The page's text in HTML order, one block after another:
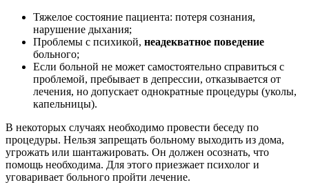
Тяжелое состояние пациента: потеря сознания,
нарушение дыхания;
Проблемы с психикой, неадекватное поведение
больного;
Если больной не может самостоятельно справиться с
проблемой, пребывает в депрессии, отказывается от
лечения, но допускает однократные процедуры (уколы,
капельницы).
В некоторых случаях необходимо провести беседу по
процедуры. Нельзя запрещать больному выходить из дома,
угрожать или шантажировать. Он должен осознать, что
помощь необходима. Для этого приезжает психолог и
уговаривает больного пройти лечение.